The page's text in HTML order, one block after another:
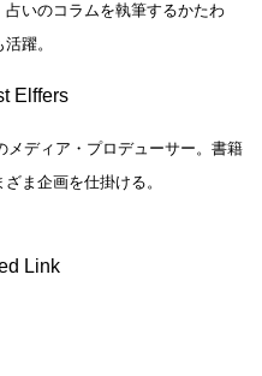
いのコラムを執筆するかたわ
躍。
Elffers
メディア・プロデューサー。書籍
ま企画を仕掛ける。
Link